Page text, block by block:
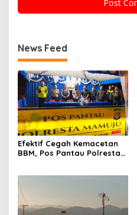
News Feed
Efektif Cegah Kemacetan
BBM, Pos Pantau Polresta